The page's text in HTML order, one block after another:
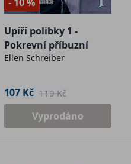
Upíří polibky 1 -
Pokrevní příbuzní
Ellen Schreiber
107 Kč 119 Kč
Vyprodáno